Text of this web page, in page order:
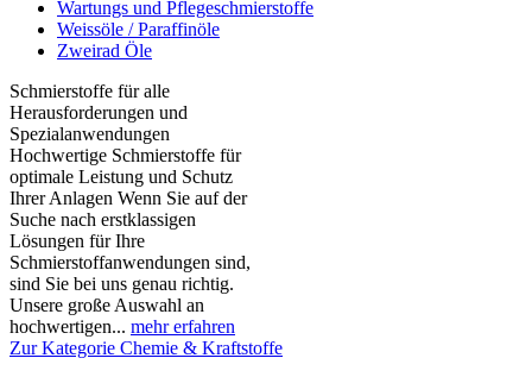
Wartungs und Pflegeschmierstoffe
Weissöle / Paraffinöle
Zweirad Öle
Schmierstoffe für alle
Herausforderungen und
Spezialanwendungen
Hochwertige Schmierstoffe für
optimale Leistung und Schutz
Ihrer Anlagen Wenn Sie auf der
Suche nach erstklassigen
Lösungen für Ihre
Schmierstoffanwendungen sind,
sind Sie bei uns genau richtig.
Unsere große Auswahl an
hochwertigen... mehr erfahren
Zur Kategorie Chemie & Kraftstoffe